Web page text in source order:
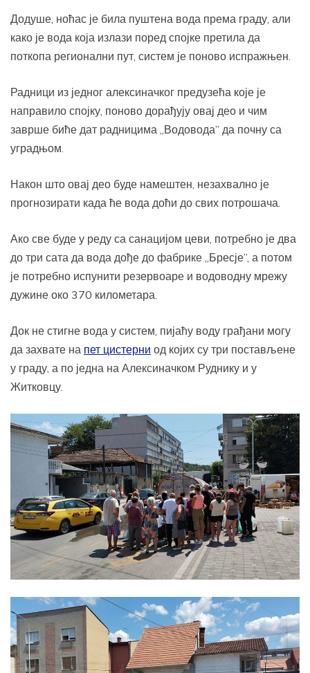
Додуше, ноћас је била пуштена вода према граду, али
како је вода која излази поред спојке претила да
поткопа регионални пут, систем је поново испражњен.
Радници из једног алексиначког предузећа које је
направило спојку, поново дорађују овај део и чим
заврше биће дат радницима „Водовода” да почну са
уградњом.
Након што овај део буде намештен, незахвално је
прогнозирати када ће вода доћи до свих потрошача.
Ако све буде у реду са санацијом цеви, потребно је два
до три сата да вода дође до фабрике „Бресје”, а потом
је потребно испунити резервоаре и водоводну мрежу
дужине око 370 километара.
Док не стигне вода у систем, пијаћу воду грађани могу
да захвате на пет цистерни од којих су три постављене
у граду, а по једна на Алексиначком Руднику и у
Житковцу.